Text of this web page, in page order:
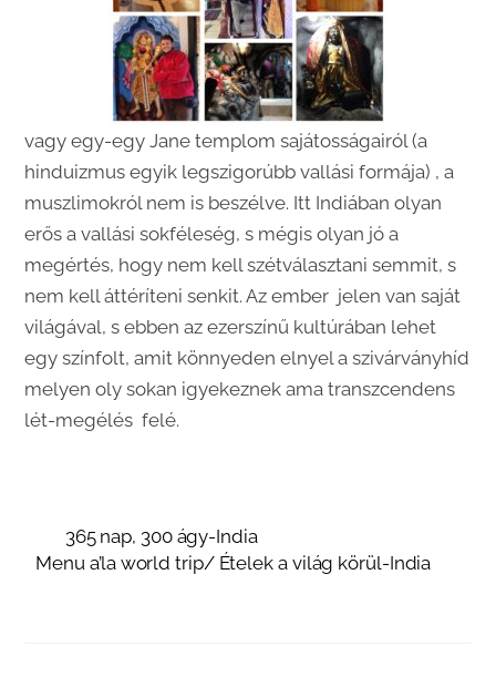
vagy egy-egy Jane templom sajátosságairól (a
hinduizmus egyik legszigorúbb vallási formája) , a
muszlimokról nem is beszélve. Itt Indiában olyan
erős a vallási sokféleség, s mégis olyan jó a
megértés, hogy nem kell szétválasztani semmit, s
nem kell áttéríteni senkit. Az ember jelen van saját
világával, s ebben az ezerszínű kultúrában lehet
egy színfolt, amit könnyeden elnyel a szivárványhíd
melyen oly sokan igyekeznek ama transzcendens
lét-megélés felé.
365 nap, 300 ágy-India
Menu a’la world trip/ Ételek a világ körül-India